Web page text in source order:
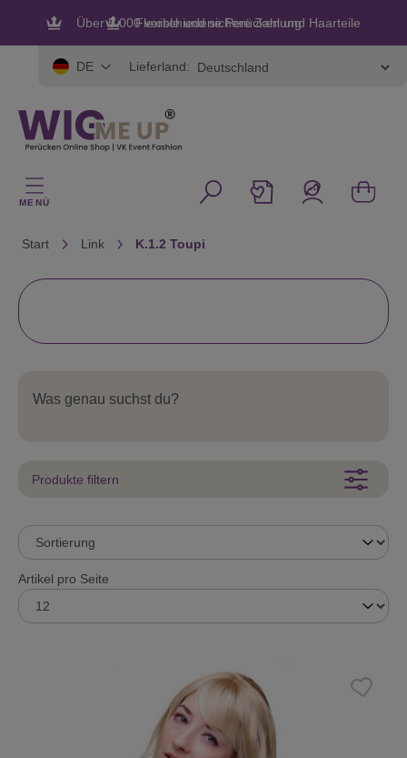
springen Flexible und sichere Zahlung
DE Lieferland:
MENÜ
Start Link K.1.2 Toupi
Was genau suchst du?
Produkte filtern
Artikel pro Seite